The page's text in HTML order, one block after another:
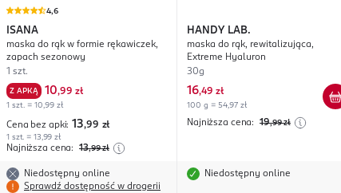
4,6
ISANA
maska do rąk w formie rękawiczek,
zapach sezonowy
1 szt.
Z APKĄ 10,99 zł
1 szt. = 10,99 zł
Cena bez apki: 13,99 zł
1 szt. = 13,99 zł
Najniższa cena: 13,99 zł
Niedostępny online
Sprawdź dostępność w drogerii
HANDY LAB.
maska do rąk, rewitalizująca,
Extreme Hyaluron
30g
16,49 zł
100 g = 54,97 zł
Najniższa cena: 19,99 zł
Niedostępny online